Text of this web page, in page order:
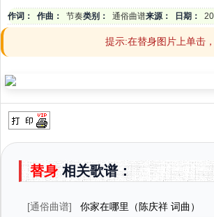
作词： 作曲： 节奏类别： 通俗曲谱来源： 日期：
提示:在替身图片上单击
替身相关歌谱：
[通俗曲谱] 你家在哪里（陈庆祥 词曲）